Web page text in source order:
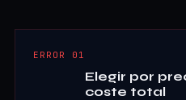
ERROR 01
Elegir por
coste total